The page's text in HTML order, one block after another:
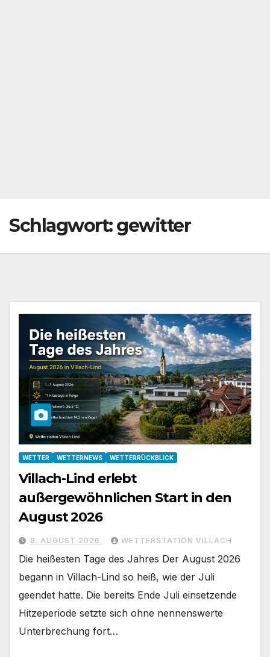
Schlagwort:gewitter
WETTER WETTERNEWS WETTERRÜCKBLICK
Villach-Lind erlebt
außergewöhnlichen Start in den
August 2026
8. AUGUST 2026 WETTERSTATION VILLACH
Die heißesten Tage des Jahres Der August 2026
begann in Villach-Lind so heiß, wie der Juli
geendet hatte. Die bereits Ende Juli einsetzende
Hitzeperiode setzte sich ohne nennenswerte
Unterbrechung fort…